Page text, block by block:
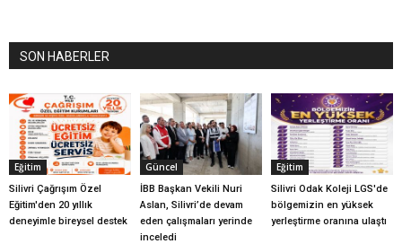
SON HABERLER
Eğitim
Silivri Çağrışım Özel
Eğitim'den 20 yıllık
deneyimle bireysel destek
Güncel
İBB Başkan Vekili Nuri
Aslan, Silivri’de devam
eden çalışmaları yerinde
inceledi
Eğitim
Silivri Odak Koleji LGS'de
bölgemizin en yüksek
yerleştirme oranına ulaştı